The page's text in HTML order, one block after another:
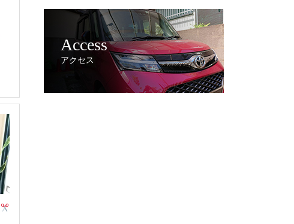
Access
アクセス